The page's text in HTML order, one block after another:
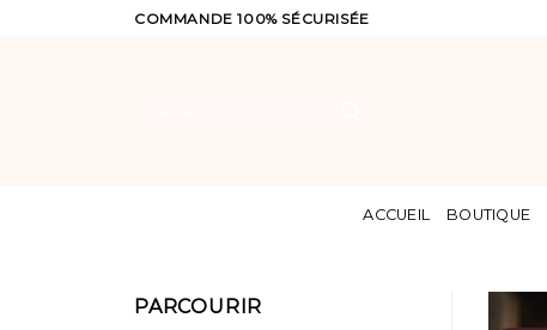
COMMANDE 100% SÉCURISÉE
ACCUEIL BOUTIQUE
PARCOURIR